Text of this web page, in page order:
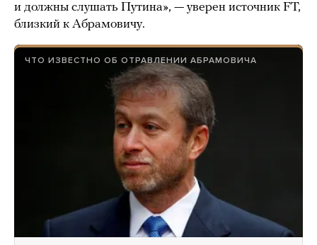
и должны слушать Путина», — уверен источник FT,
близкий к Абрамовичу.
ЧТО ИЗВЕСТНО ОБ ОТРАВЛЕНИИ АБРАМОВИЧА